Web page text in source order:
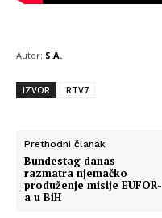
Autor: S.A.
IZVOR RTV7
Prethodni članak
Bundestag danas
razmatra njemačko
produženje misije EUFOR-
a u BiH